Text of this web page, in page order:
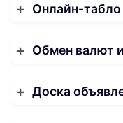
Онлайн-табло
Обмен валют
Доска